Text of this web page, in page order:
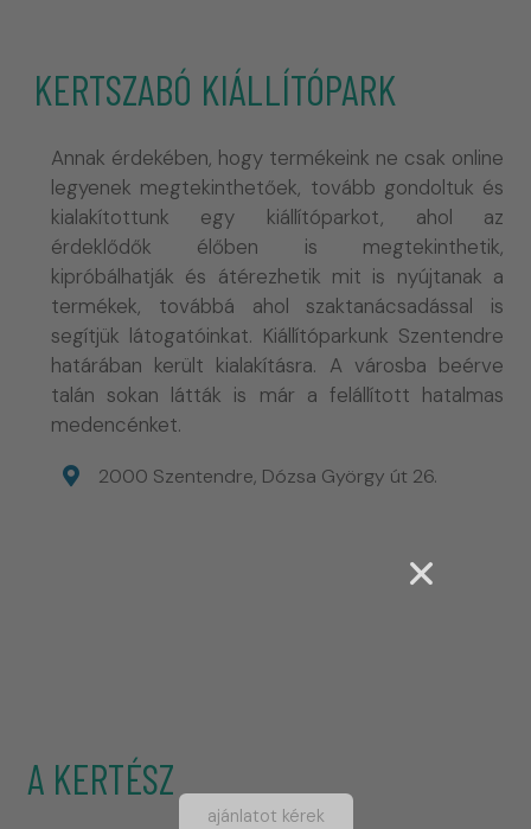
KERTSZABÓ KIÁLLÍTÓPARK
Annak érdekében, hogy termékeink ne csak online
legyenek megtekinthetőek, tovább gondoltuk és
kialakítottunk egy kiállítóparkot, ahol az
érdeklődők élőben is megtekinthetik,
kipróbálhatják és átérezhetik mit is nyújtanak a
termékek, továbbá ahol szaktanácsadással is
segítjük látogatóinkat. Kiállítóparkunk Szentendre
határában került kialakításra. A városba beérve
talán sokan látták is már a felállított hatalmas
medencénket.
2000 Szentendre, Dózsa György út 26.
A KERTÉSZ
ajánlatot kérek